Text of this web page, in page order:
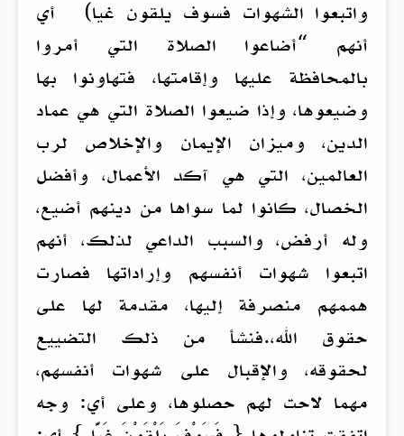
واتبعوا الشهوات فسوف يلقون غيا) أي
أنهم “أضاعوا الصلاة التي أمروا
بالمحافظة عليها وإقامتها، فتهاونوا بها
وضيعوها، وإذا ضيعوا الصلاة التي هي عماد
الدين، وميزان الإيمان والإخلاص لرب
العالمين، التي هي آكد الأعمال، وأفضل
الخصال، كانوا لما سواها من دينهم أضيع،
وله أرفض، والسبب الداعي لذلك، أنهم
اتبعوا شهوات أنفسهم وإراداتها فصارت
هممهم منصرفة إليها، مقدمة لها على
حقوق الله،.فنشأ من ذلك التضييع
لحقوقه، والإقبال على شهوات أنفسهم،
مهما لاحت لهم حصلوها، وعلى أي: وجه